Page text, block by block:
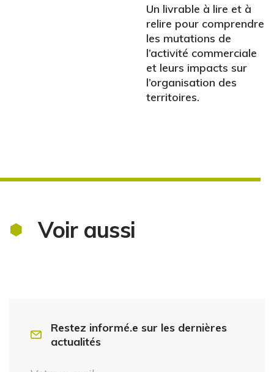
Un livrable à lire et à
relire pour comprendre
les mutations de
l’activité commerciale
et leurs impacts sur
l’organisation des
territoires.
Voir aussi
Restez informé.e sur les dernières
actualités